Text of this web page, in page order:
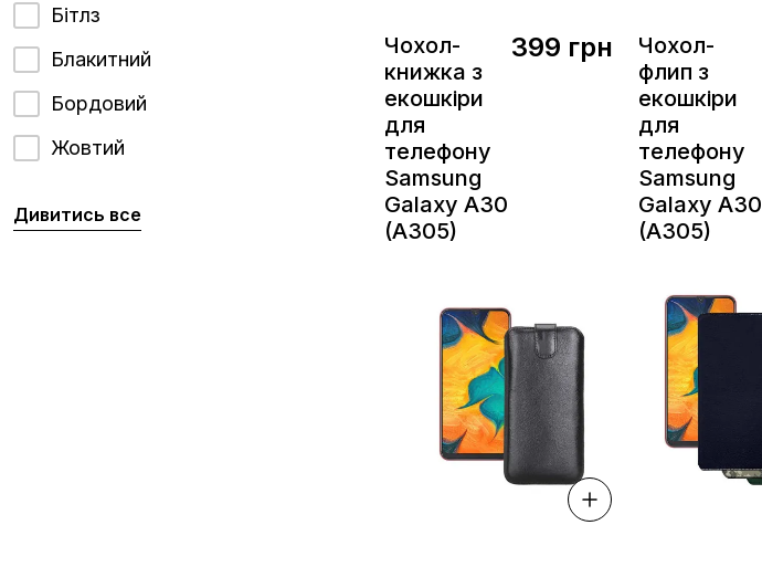
Бітлз
Блакитний
Бордовий
Жовтий
Дивитись все
Чохол-
книжка з
екошкіри
для
телефону
Samsung
Galaxy A30
(A305)
399 грн
Чохол-
флип з
екошкіри
для
телефону
Samsung
Galaxy A30
(A305)